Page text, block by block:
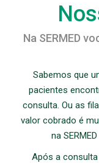
Na SERMED
Sabemos que
pacientes
consulta. Ou as
valor cobrado é
na
Após a